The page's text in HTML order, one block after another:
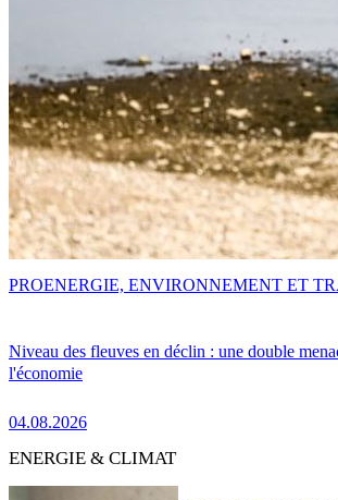
Niveau des fleuves en déclin : une double
l'économie
04.08.2026
PROENERGIE, ENVIRONNEMENT ET
ENERGIE & CLIMAT